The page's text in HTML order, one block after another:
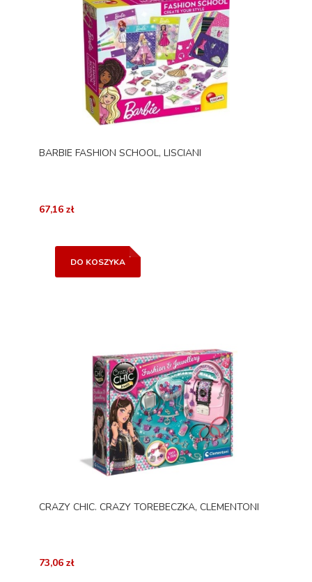
BARBIE FASHION SCHOOL, LISCIANI
67,16 zł
DO KOSZYKA
CRAZY CHIC. CRAZY TOREBECZKA, CLEMENTONI
73,06 zł